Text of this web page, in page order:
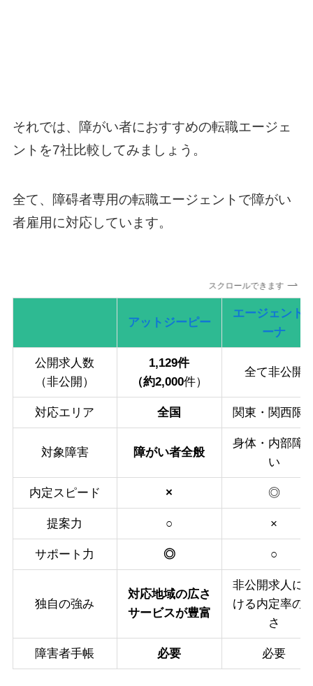
それでは、障がい者におすすめの転職エージェ
ントを7社比較してみましょう。
全て、障碍者専用の転職エージェントで障がい
者雇用に対応しています。
スクロールできます
アットジーピー
エージェント
ーナ
公開求人数
（非公開）
1,129件
（約2,000件）
全て非公開
対応エリア 全国 関東・関西限
対象障害 障がい者全般
身体・内部障
い
内定スピード × ◎
提案力 ○ ×
サポート力 ◎ ○
独自の強み
対応地域の広さ
サービスが豊富
非公開求人に
ける内定率の
さ
障害者手帳 必要 必要